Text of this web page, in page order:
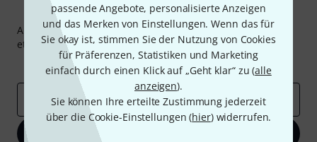
passende Angebote, personalisierte Anzeigen
und das Merken von Einstellungen. Wenn das für
Sie okay ist, stimmen Sie der Nutzung von Cookies
für Präferenzen, Statistiken und Marketing
einfach durch einen Klick auf „Geht klar“ zu (alle
anzeigen).
Sie können Ihre erteilte Zustimmung jederzeit
über die Cookie-Einstellungen (hier) widerrufen.
Thomann Newsletter
Abonniere den Thomann Newsletter und gewinne mit
etwas Glück einen von50 Gutscheinenüber jeweils50€
Inspirierende Beiträge
Deals Thomann Insights
E-Mail-Adresse*